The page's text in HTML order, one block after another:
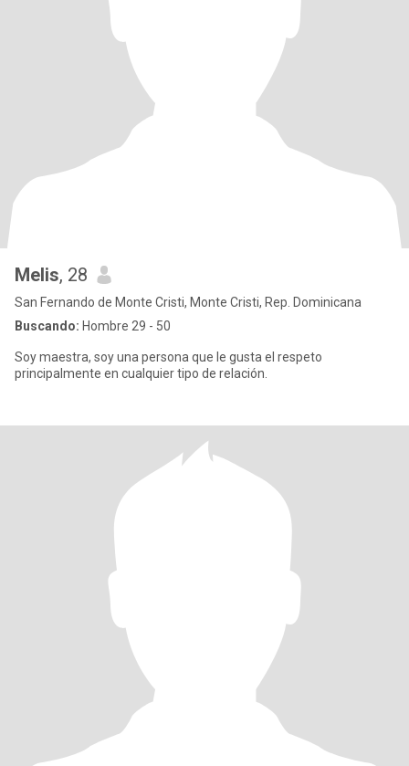
Melis, 28
San Fernando de Monte Cristi, Monte Cristi, Rep. Dominicana
Buscando: Hombre 29 - 50
Soy maestra, soy una persona que le gusta el respeto
principalmente en cualquier tipo de relación.